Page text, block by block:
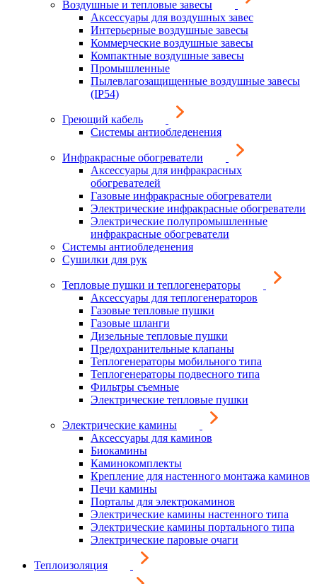
Воздушные и тепловые завесы
Аксессуары для воздушных завес
Интерьерные воздушные завесы
Коммерческие воздушные завесы
Компактные воздушные завесы
Промышленные
Пылевлагозащищенные воздушные завесы
(IP54)
Греющий кабель
Системы антиобледенения
Инфракрасные обогреватели
Аксессуары для инфракрасных
обогревателей
Газовые инфракрасные обогреватели
Электрические инфракрасные обогреватели
Электрические полупромышленные
инфракрасные обогреватели
Системы антиобледенения
Сушилки для рук
Тепловые пушки и теплогенераторы
Аксессуары для теплогенераторов
Газовые тепловые пушки
Газовые шланги
Дизельные тепловые пушки
Предохранительные клапаны
Теплогенераторы мобильного типа
Теплогенераторы подвесного типа
Фильтры съемные
Электрические тепловые пушки
Электрические камины
Аксессуары для каминов
Биокамины
Каминокомплекты
Крепление для настенного монтажа каминов
Печи камины
Порталы для электрокаминов
Электрические камины настенного типа
Электрические камины портального типа
Электрические паровые очаги
Теплоизоляция